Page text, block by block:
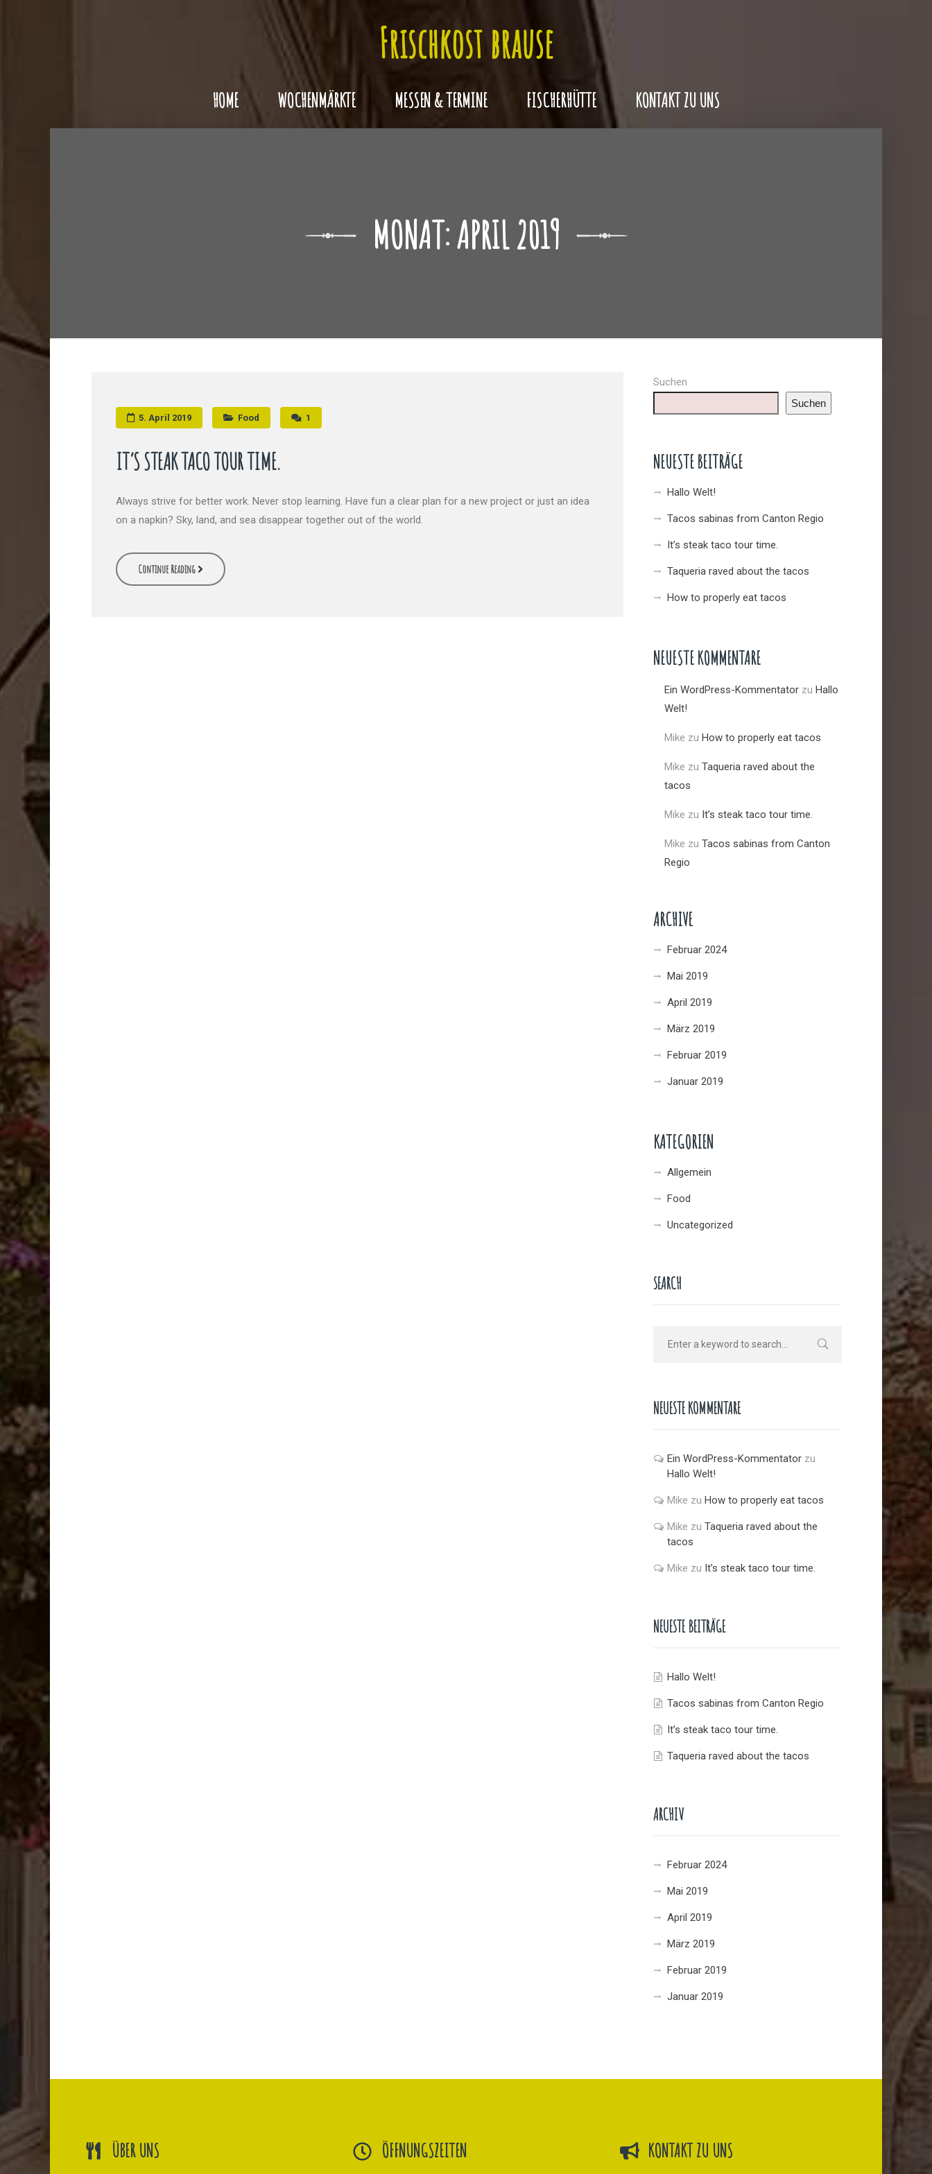
HOME WOCHENMÄRKTE MESSEN & TERMINE FISCHERHÜTTE KONTAKT ZU UNS
MONAT:APRIL 2019
5. April 2019 Food 1
IT’S STEAK TACO TOUR TIME.
Always strive for better work. Never stop learning. Have fun a clear plan for a new project or just an idea
on a napkin? Sky, land, and sea disappear together out of the world.
Continue Reading
Suchen
Suchen
NEUESTE BEITRÄGE
Hallo Welt!
Tacos sabinas from Canton Regio
It’s steak taco tour time.
Taqueria raved about the tacos
How to properly eat tacos
NEUESTE KOMMENTARE
Ein WordPress-Kommentator zu Hallo
Welt!
Mike zu How to properly eat tacos
Mike zu Taqueria raved about the
tacos
Mike zu It’s steak taco tour time.
Mike zu Tacos sabinas from Canton
Regio
ARCHIVE
Februar 2024
Mai 2019
April 2019
März 2019
Februar 2019
Januar 2019
KATEGORIEN
Allgemein
Food
Uncategorized
SEARCH
NEUESTE KOMMENTARE
Ein WordPress-Kommentator zu
Hallo Welt!
Mike zu How to properly eat tacos
Mike zu Taqueria raved about the
tacos
Mike zu It’s steak taco tour time.
NEUESTE BEITRÄGE
Hallo Welt!
Tacos sabinas from Canton Regio
It’s steak taco tour time.
Taqueria raved about the tacos
ARCHIV
Februar 2024
Mai 2019
April 2019
März 2019
Februar 2019
Januar 2019
ÜBER UNS ÖFFNUNGSZEITEN KONTAKT ZU UNS